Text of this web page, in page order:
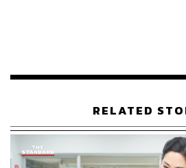
สุทธิ
เราสามารถตรวจสอบรายชื่อองค์กร
กรมสรรพากรได้ เพื่อให้แน่ใจว่าการ
นำไปลดหย่อนภาษีได้จริง
RELATED